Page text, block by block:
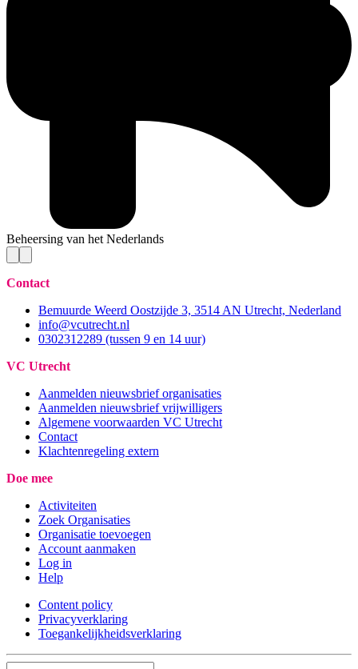
Beheersing van het Nederlands
Contact
Bemuurde Weerd Oostzijde 3, 3514 AN Utrecht, Nederland
info@vcutrecht.nl
0302312289 (tussen 9 en 14 uur)
VC Utrecht
Aanmelden nieuwsbrief organisaties
Aanmelden nieuwsbrief vrijwilligers
Algemene voorwaarden VC Utrecht
Contact
Klachtenregeling extern
Doe mee
Activiteiten
Zoek Organisaties
Organisatie toevoegen
Account aanmaken
Log in
Help
Content policy
Privacyverklaring
Toegankelijkheidsverklaring